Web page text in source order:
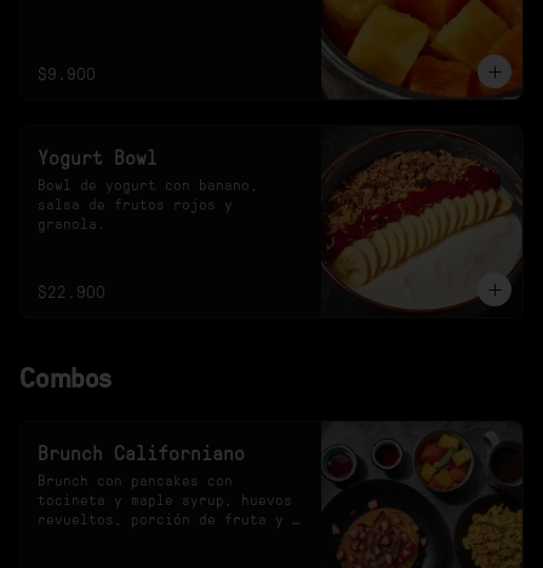
$9.900
Yogurt Bowl
Bowl de yogurt con banano,
salsa de frutos rojos y
granola.
$22.900
Combos
Brunch Californiano
Brunch con pancakes con
tocineta y maple syrup, huevos
revueltos, porción de fruta y